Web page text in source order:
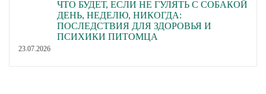
ЧТО БУДЕТ, ЕСЛИ НЕ ГУЛЯТЬ С СОБАКОЙ
ДЕНЬ, НЕДЕЛЮ, НИКОГДА:
ПОСЛЕДСТВИЯ ДЛЯ ЗДОРОВЬЯ И
ПСИХИКИ ПИТОМЦА
23.07.2026